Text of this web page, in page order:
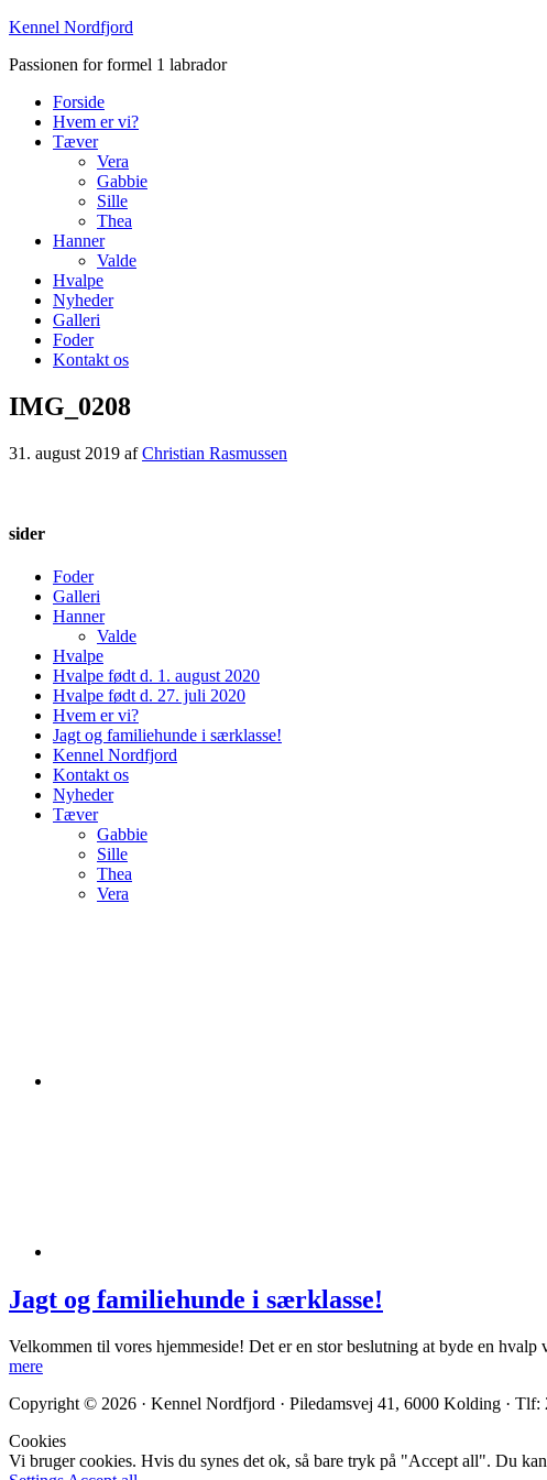
Kennel Nordfjord
Passionen for formel 1 labrador
Forside
Hvem er vi?
Tæver
Vera
Gabbie
Sille
Thea
Hanner
Valde
Hvalpe
Nyheder
Galleri
Foder
Kontakt os
IMG_0208
31. august 2019 afChristian Rasmussen
sider
Foder
Galleri
Hanner
Valde
Hvalpe
Hvalpe født d. 1. august 2020
Hvalpe født d. 27. juli 2020
Hvem er vi?
Jagt og familiehunde i særklasse!
Kennel Nordfjord
Kontakt os
Nyheder
Tæver
Gabbie
Sille
Thea
Vera
Jagt og familiehunde i særklasse!
Velkommen til vores hjemmeside! Det er en stor beslutning at byde en
mere
Copyright © 2026 · Kennel Nordfjord · Piledamsvej 41, 6000 Kolding ·
Cookies
Vi bruger cookies. Hvis du synes det ok, så bare tryk på "Accept all". Du